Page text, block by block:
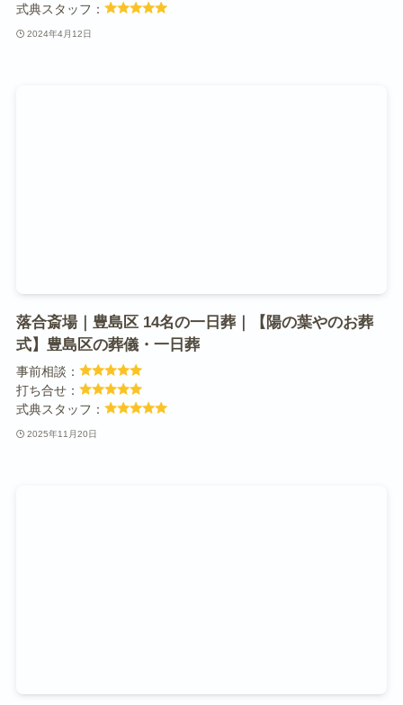
式典スタッフ：
2024年4月12日
落合斎場｜豊島区 14名の一日葬｜【陽の葉やのお葬
式】豊島区の葬儀・一日葬
事前相談：
打ち合せ：
式典スタッフ：
2025年11月20日